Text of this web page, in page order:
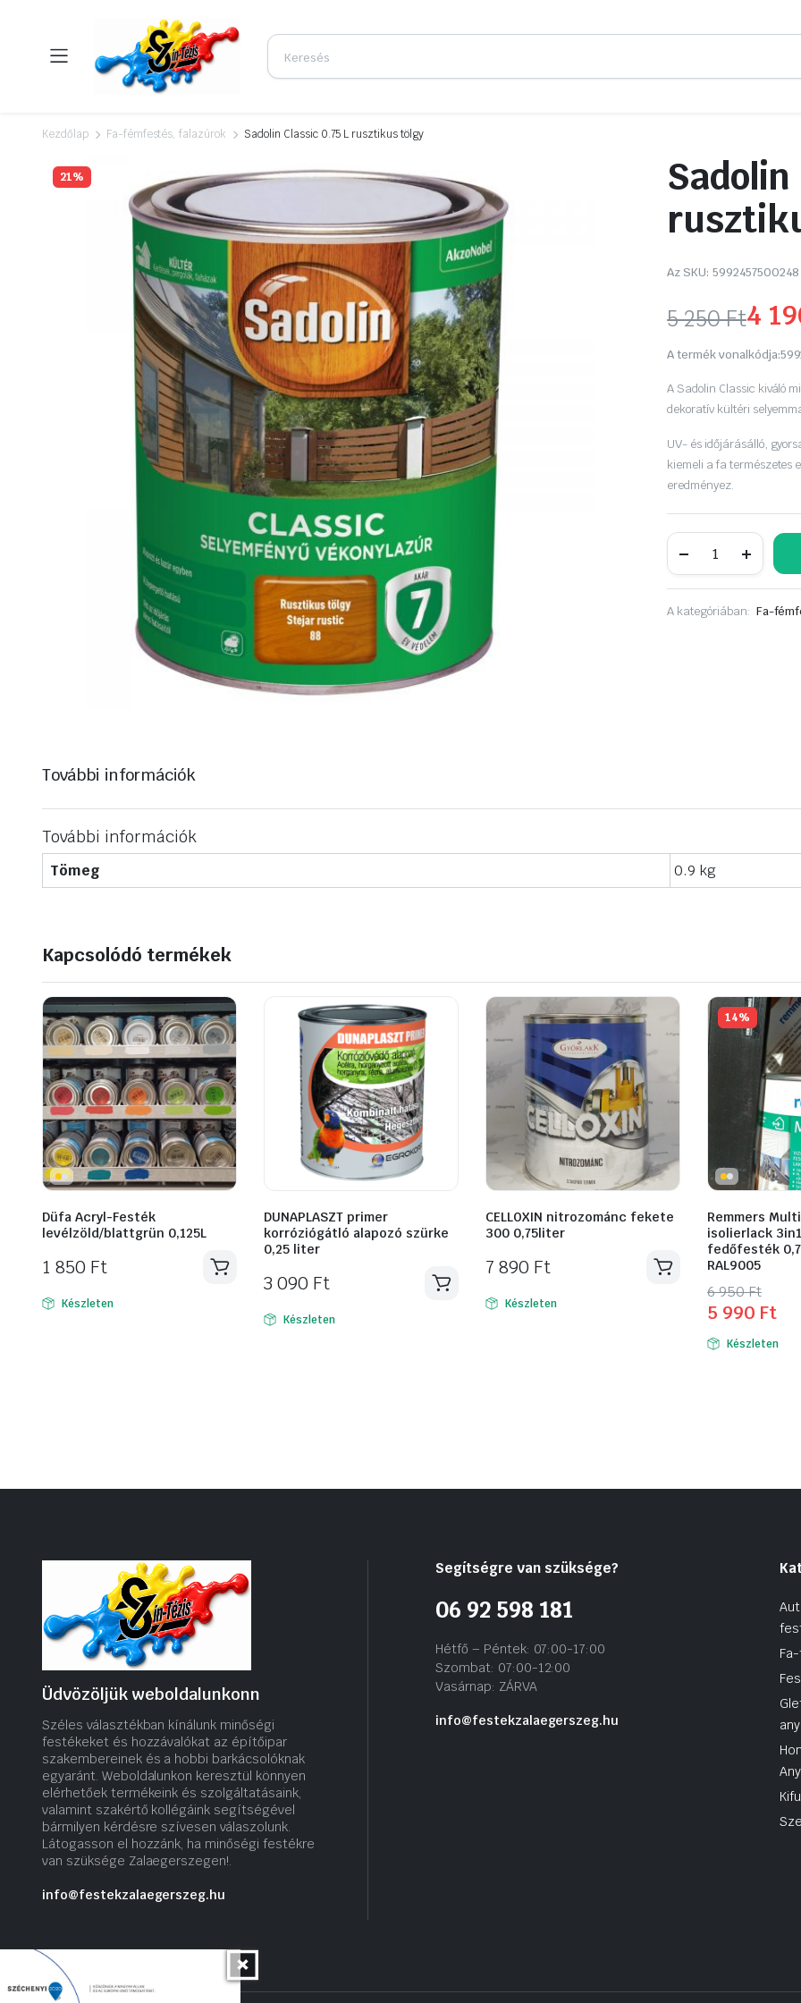
Kezdőlap Fa-fémfestés, falazúrok Sadolin Classic 0.75 L rusztikus tölgy
21%
Sadolin
Az SKU: 5992457500248
5 250Ft
Original
price
was:
5
250 Ft.
4
Current
price
is:
4
190 Ft.
A termék vonalkódja:
A Sadolin Classic kiváló
dekoratív kültéri
UV- és időjárásálló,
kiemeli a fa természetes
eredményez.
Classic
L
tölgy
A kategóriában: Fa-
További információk
További információk
Tömeg 0.9 kg
Kapcsolódó termékek
Düfa Acryl-Festék
levélzöld/blattgrün 0,125L
1 850 Ft
Készleten
DUNAPLASZT primer
korróziógátló alapozó szürke
0,25 liter
3 090 Ft
Készleten
CELLOXIN nitrozománc fekete
300 0,75liter
7 890 Ft
Készleten
14%
Remmers
isolierlack
fedőfesték
RAL9005
6 950Ft
Original
price
was:
5 990 Ft
Current
price
is: Készleten
Üdvözöljük weboldalunkonn
Széles választékban kínálunk minőségi
festékeket és hozzávalókat az építőipar
szakembereinek és a hobbi barkácsolóknak
egyaránt. Weboldalunkon keresztül könnyen
elérhetőek termékeink és szolgáltatásaink,
valamint szakértő kollégáink segítségével
bármilyen kérdésre szívesen válaszolunk.
Látogasson el hozzánk, ha minőségi festékre
van szüksége Zalaegerszegen!.
info@festekzalaegerszeg.hu
Segítségre van szüksége?
06 92 598 181
Hétfő – Péntek: 07:00-17:00
Szombat: 07:00-12:00
Vasárnap: ZÁRVA
info@festekzalaegerszeg.hu